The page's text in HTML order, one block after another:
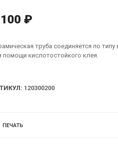
₽
труба соединяется по
помощи кислотостойкого клея.
120300200
ПЕЧАТЬ